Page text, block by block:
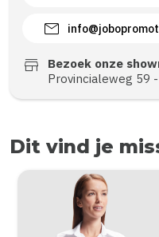
mail
store
Bezoek onze
Provincialeweg 59
Dit vind je
Items van